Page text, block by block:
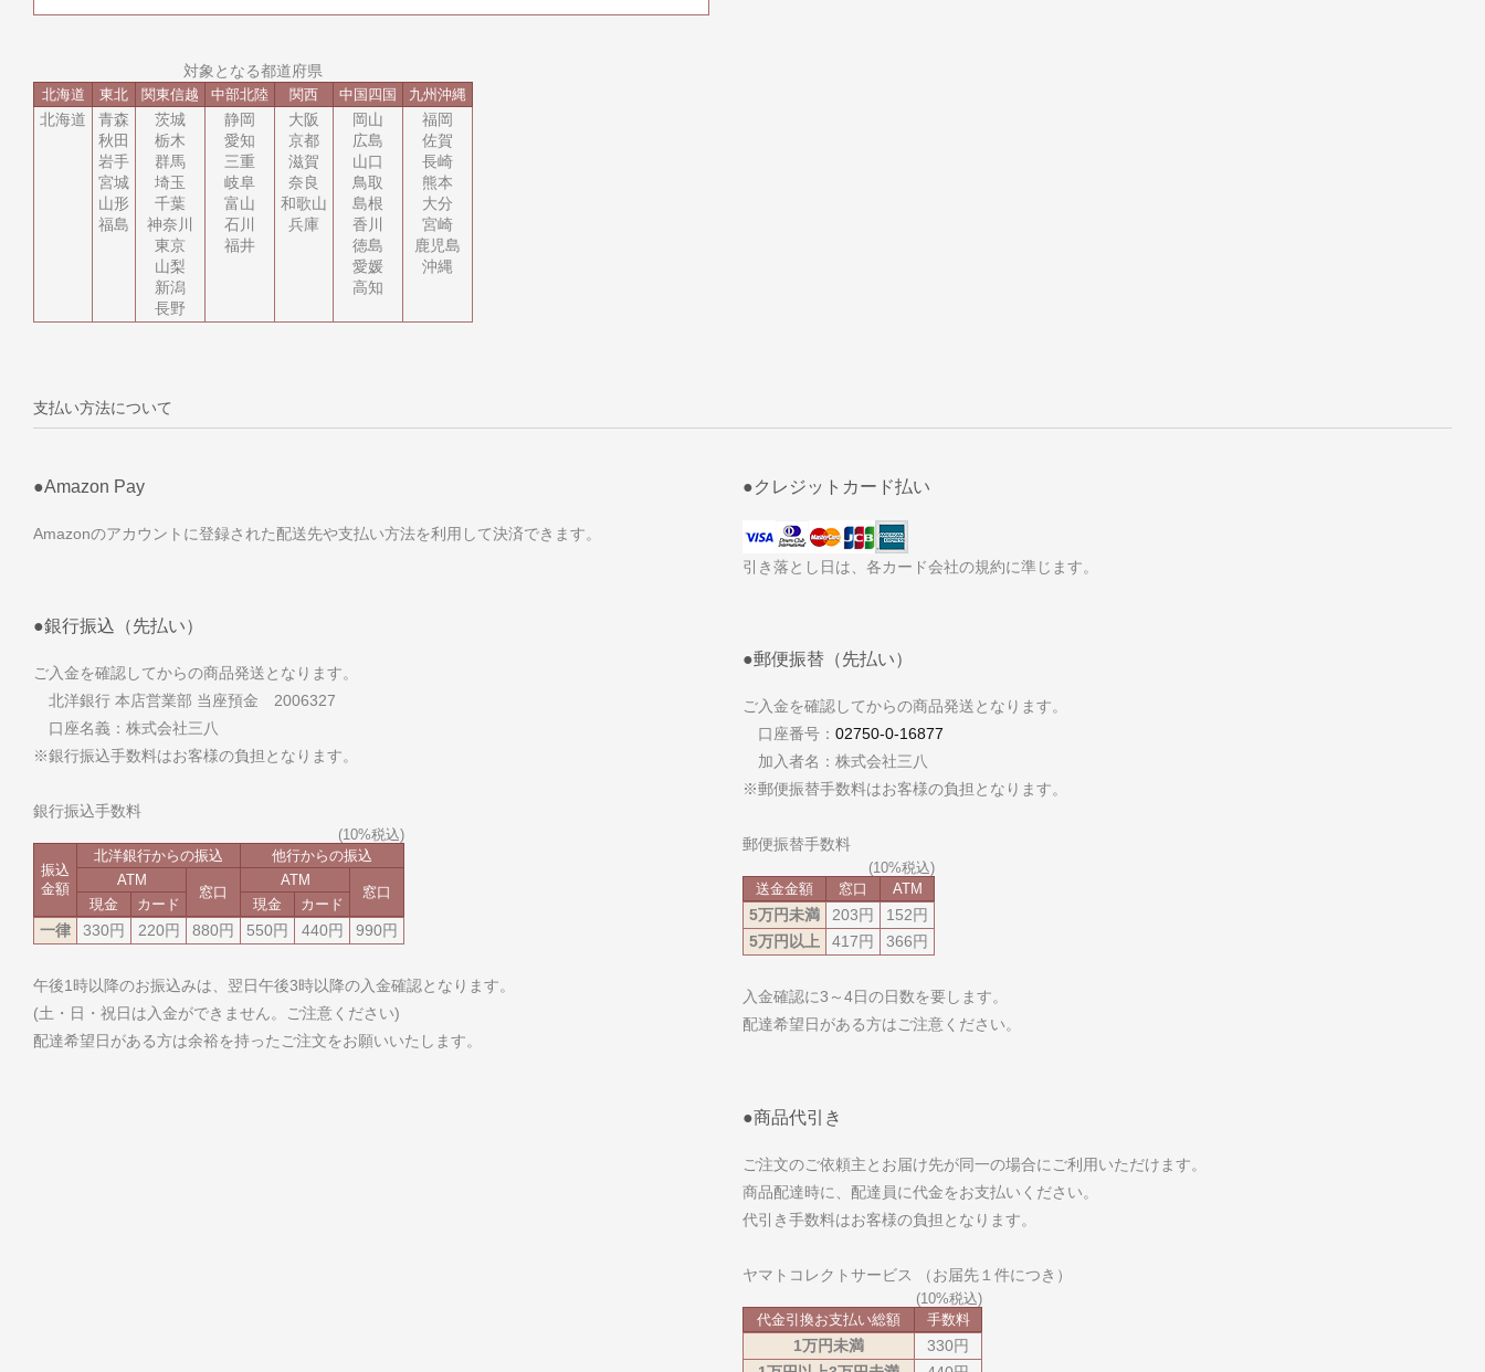
対象となる都道府県
北海道 東北 関東信越 中部北陸 関西 中国 四国 九州 沖縄
北海道
青森
秋田
岩手
宮城
山形
福島
茨城
栃木
群馬
埼玉
千葉
神奈川
東京
山梨
新潟
長野
静岡
愛知
三重
岐阜
富山
石川
福井
大阪
京都
滋賀
奈良
和歌山
兵庫
岡山
広島
山口
鳥取
島根
香川
徳島
愛媛
高知
福岡
佐賀
長崎
熊本
大分
宮崎
鹿児島
沖縄
支払い方法について
●Amazon Pay
Amazonのアカウントに登録された配送先や支払い方法を利用して決済できます。
●クレジットカード払い
引き落とし日は、各カード会社の規約に準じます。
●銀行振込（先払い）
ご入金を確認してからの商品発送となります。
北洋銀行 本店営業部 当座預金 2006327
口座名義：株式会社三八
※銀行振込手数料はお客様の負担となります。
銀行振込手数料
振込
金額
北洋銀行からの振込
他行からの振込
ATM
窓口
ATM
窓口
現金 カード 現金 カード
一律 330円 220円 880円 550円 440円 990円
午後1時以降のお振込みは、翌日午後3時以降の入金確認となります。
(土・日・祝日は入金ができません。ご注意ください)
配達希望日がある方は余裕を持ったご注文をお願いいたします。
●郵便振替（先払い）
ご入金を確認してからの商品発送となります。
口座番号： 02750-0-16877
加入者名：株式会社三八
※郵便振替手数料はお客様の負担となります。
郵便振替手数料
送金金額 窓口 ATM
5万円未満 203円
152円
5万円以上
417円 366円
入金確認に3～4日の日数を要します。
配達希望日がある方はご注意ください。
●商品代引き
ご注文のご依頼主とお届け先が同一の場合にご利用いただけます。
商品配達時に、配達員に代金をお支払いください。
代引き手数料はお客様の負担となります。
ヤマトコレクトサービス （お届先１件につき）
代金引換お支払い総額 手数料
1万円未満
330円